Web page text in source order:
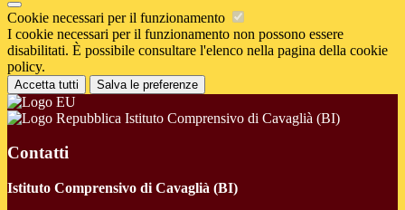
Cookie necessari per il funzionamento
I cookie necessari per il funzionamento non possono essere
disabilitati. È possibile consultare l'elenco nella pagina della cookie
policy.
Accetta tutti Salva le preferenze
Istituto Comprensivo di Cavaglià (BI)
Contatti
Istituto Comprensivo di Cavaglià (BI)